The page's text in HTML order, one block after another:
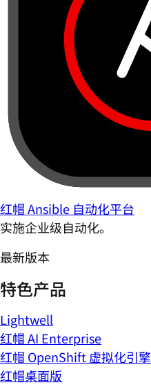
红帽 Ansible 自动化平台
实施企业级自动化。
最新版本
特色产品
Lightwell
红帽 AI Enterprise
红帽 OpenShift 虚拟化引擎
红帽桌面版